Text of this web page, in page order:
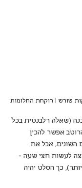
שורש | רוקחת החלומות
(שאלה רלבנטית בכל
אפשר להכין
השונים, אבל את
לעשות חצי שעה -
כך הסלט יהיה